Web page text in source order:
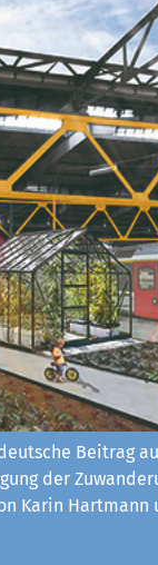
Beitrag
der
Karin Hartmann